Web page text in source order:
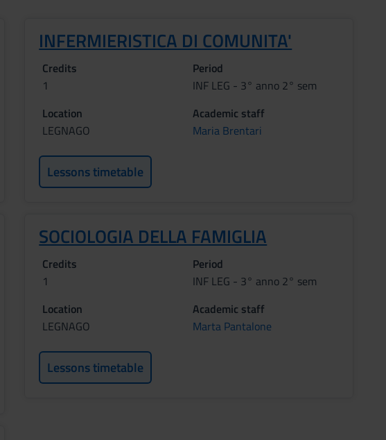
INFERMIERISTICA DI COMUNITA'
Credits
1
Period
INF LEG - 3° anno 2° sem
Location
LEGNAGO
Academic staff
Maria Brentari
Lessons timetable
SOCIOLOGIA DELLA FAMIGLIA
Credits
1
Period
INF LEG - 3° anno 2° sem
Location
LEGNAGO
Academic staff
Marta Pantalone
Lessons timetable